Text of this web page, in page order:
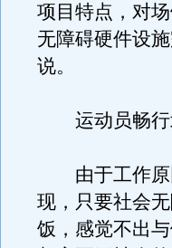
项目特点，对
无障碍硬件设
说。
运动员畅行
由于工作原
现，只要社会
饭，感觉不出